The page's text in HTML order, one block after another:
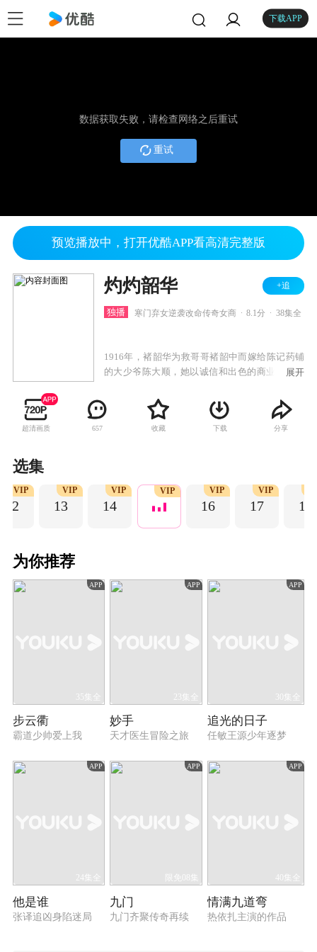
下载APP
数据获取失败，请检查网络之后重试
重试
预览播放中，打开优酷APP看高清完整版
灼灼韶华 +追
独播 寒门弃女逆袭改命传奇女商 8.1分 38集全
1916年，褚韶华为救哥哥褚韶中而嫁给陈记药铺
的大少爷陈大顺，她以诚信和出色的商业才能得
意外去世后，陈二顺继承药铺并败光家财，药铺
陷入绝境。褚韶华在艰辛努力下，开了华顺药铺
养活一家老小。褚韶华决意携手初恋情人夏初开
永新百货业绩突出，受经营奇才闻知秋之邀共同
创业，逐步成长为胆略过人、重诺守信的女商
展开
超清画质 657 收藏 下载 分享
选集
12
VIP
13
VIP
14
VIP VIP
16
VIP
17
VIP
18
为你推荐
APP
35集全
步云衢
霸道少帅爱上我
APP
23集全
妙手
天才医生冒险之旅
APP
30集全
追光的日子
任敏王源少年逐梦
APP
24集全
他是谁
张译追凶身陷迷局
APP
限免08集
九门
九门齐聚传奇再续
APP
40集全
情满九道弯
热依扎主演的作品